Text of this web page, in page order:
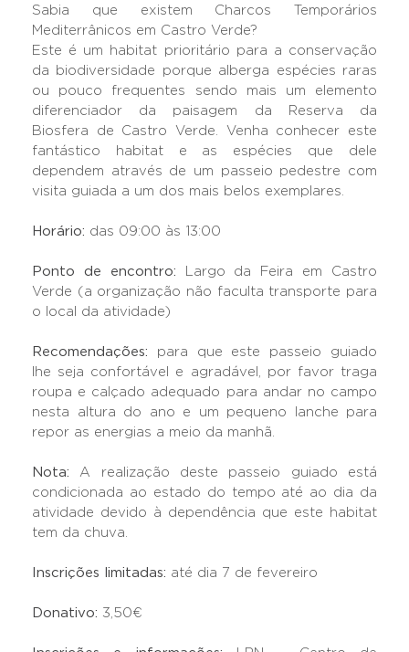
Sabia que existem Charcos Temporários
Mediterrânicos em Castro Verde?
Este é um habitat prioritário para a conservação
da biodiversidade porque alberga espécies raras
ou pouco frequentes sendo mais um elemento
diferenciador da paisagem da Reserva da
Biosfera de Castro Verde. Venha conhecer este
fantástico habitat e as espécies que dele
dependem através de um passeio pedestre com
visita guiada a um dos mais belos exemplares.
Horário: das 09:00 às 13:00
Ponto de encontro:
Largo da Feira em Castro
Verde (a organização não faculta transporte para
o local da atividade)
Recomendações: para que este passeio guiado
lhe seja confortável e agradável, por favor traga
roupa e calçado adequado para andar no campo
nesta altura do ano e um pequeno lanche para
repor as energias a meio da manhã.
Nota: A realização deste passeio guiado está
condicionada ao estado do tempo até ao dia da
atividade devido à dependência que este habitat
tem da chuva.
Inscrições limitadas: até dia 7 de fevereiro
Donativo: 3,50€